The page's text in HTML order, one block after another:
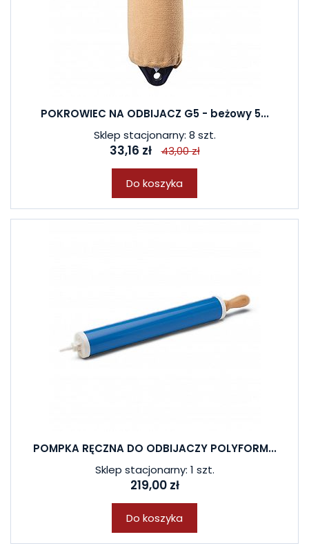
POKROWIEC NA ODBIJACZ G5 - beżowy 5...
Sklep stacjonarny: 8 szt.
33,16 zł 43,00 zł
Do koszyka
POMPKA RĘCZNA DO ODBIJACZY POLYFORM...
Sklep stacjonarny: 1 szt.
219,00 zł
Do koszyka